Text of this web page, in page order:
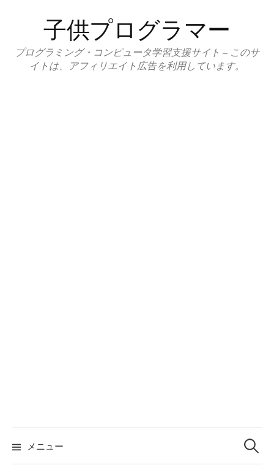
ン
子供プログラマー
プログラミング・コンピュータ学習支援サイト – このサ
イトは、アフィリエイト広告を利用しています。
メニュー
検
索: